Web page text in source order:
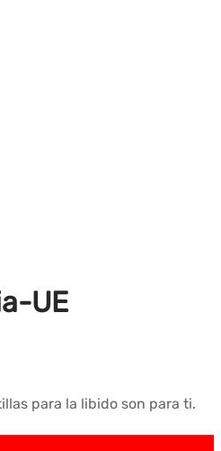
UE
para la libido son para ti.